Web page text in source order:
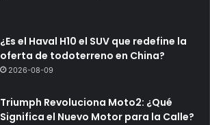
¿Es el Haval H10 el SUV que redefine la
oferta de todoterreno en China?
2026-08-09
Triumph Revoluciona Moto2: ¿Qué
Significa el Nuevo Motor para la Calle?